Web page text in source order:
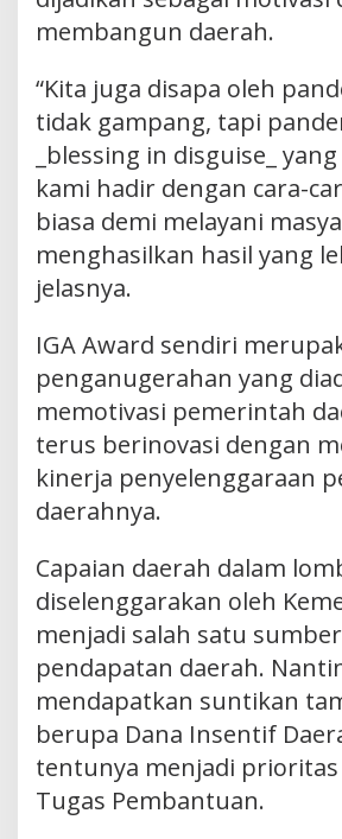
membangun daerah.
“Kita juga disapa oleh
tidak gampang, tapi
_blessing in disguise_
kami hadir dengan cara-
biasa demi melayani
menghasilkan hasil yang
jelasnya.
IGA Award sendiri
penganugerahan yang
memotivasi pemerintah
terus berinovasi dengan
kinerja penyelenggaraan
daerahnya.
Capaian daerah dalam
diselenggarakan oleh
menjadi salah satu
pendapatan daerah.
mendapatkan suntikan
berupa Dana Insentif
tentunya menjadi prioritas
Tugas Pembantuan.